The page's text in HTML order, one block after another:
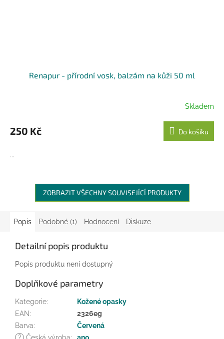
Renapur - přírodní vosk, balzám na kůži 50 ml
Skladem
250 Kč Do košíku
...
ZOBRAZIT VŠECHNY SOUVISEJÍCÍ PRODUKTY
Popis Podobné (1) Hodnocení Diskuze
Detailní popis produktu
Popis produktu není dostupný
Doplňkové parametry
Kategorie:
Kožené opasky
EAN:
2326eg
Barva:
Červená
?
Česká výroba: ano